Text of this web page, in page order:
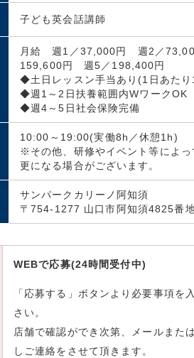
子ども英会話講師
月給 週1／37,000円 週2／
159,600円 週5／198,400円
◆土日レッスン手当あり(1日あた
◆週1～2日扶養範囲内WワークOK
◆週4～5日社会保険完備
10:00～19:00(実働8h／休憩1h)
※その他、研修やイベント等によっ
更になる場合がございます。
サンパークカリーノ阿知須
〒754-1277 山口市阿知須4825番
WEBで応募(24時間受付中)
「応募する」ボタンより必要事項を
さい。
店舗で確認ができ次第、メールまた
しご連絡をさせて頂きます。